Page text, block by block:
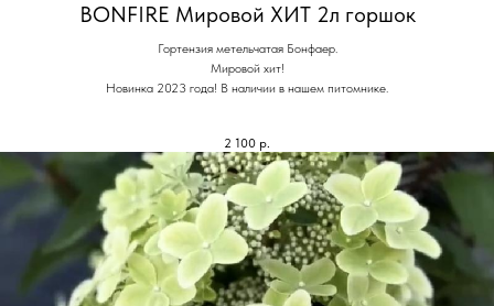
BONFIRE Мировой ХИТ 2л горшок
Гортензия метельчатая Бонфаер.
Мировой хит!
Новинка 2023 года! В наличии в нашем питомнике.
2 100 р.